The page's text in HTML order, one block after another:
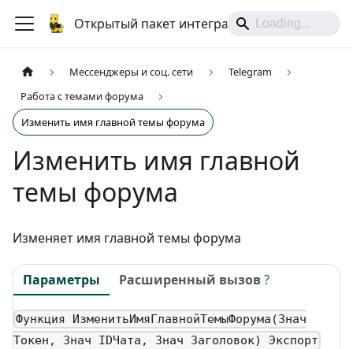
Открытый пакет интеграций
Мессенджеры и соц. сети
Telegram
Работа с темами форума
Изменить имя главной темы форума
Изменить имя главной
темы форума
Изменяет имя главной темы форума
Параметры Расширенный вызов?
Функция ИзменитьИмяГлавнойТемыФорума(Знач
Токен, Знач IDЧата, Знач Заголовок) Экспорт